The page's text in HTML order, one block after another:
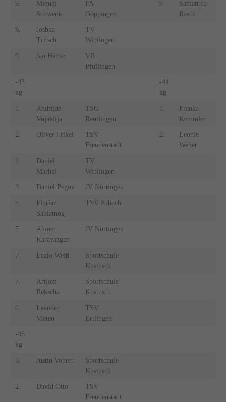
9.
Miquel
Schwenk
FA
Göppingen
9.
Samantha
Rasch
9.
Joshua
Tritsch
TV
Wiblingen
9. Jan Herter
VfL
Pfullingen
-43
kg
-44
kg
1.
Andrijan
Vujaklija
TSG
Reutlingen
1.
Franka
Kemmler
2. Oliver Frikel
TSV
Freudenstadt
2.
Leonie
Weber
3.
Daniel
Marhel
TV
Wiblingen
3. Daniel Pegov JV Nürtingen
5.
Florian
Sablatnóg
TSV Erbach
5.
Ahmet
Karayazgan
JV Nürtingen
7. Lazlo Weiß
Sportschule
Kustusch
7.
Artjom
Rekscha
Sportschule
Kustusch
9.
Leander
Vieten
TSV
Ertlingen
-46
kg
1. Justin Vohrer
Sportschule
Kustusch
2. David Otto
TSV
Freudenstadt